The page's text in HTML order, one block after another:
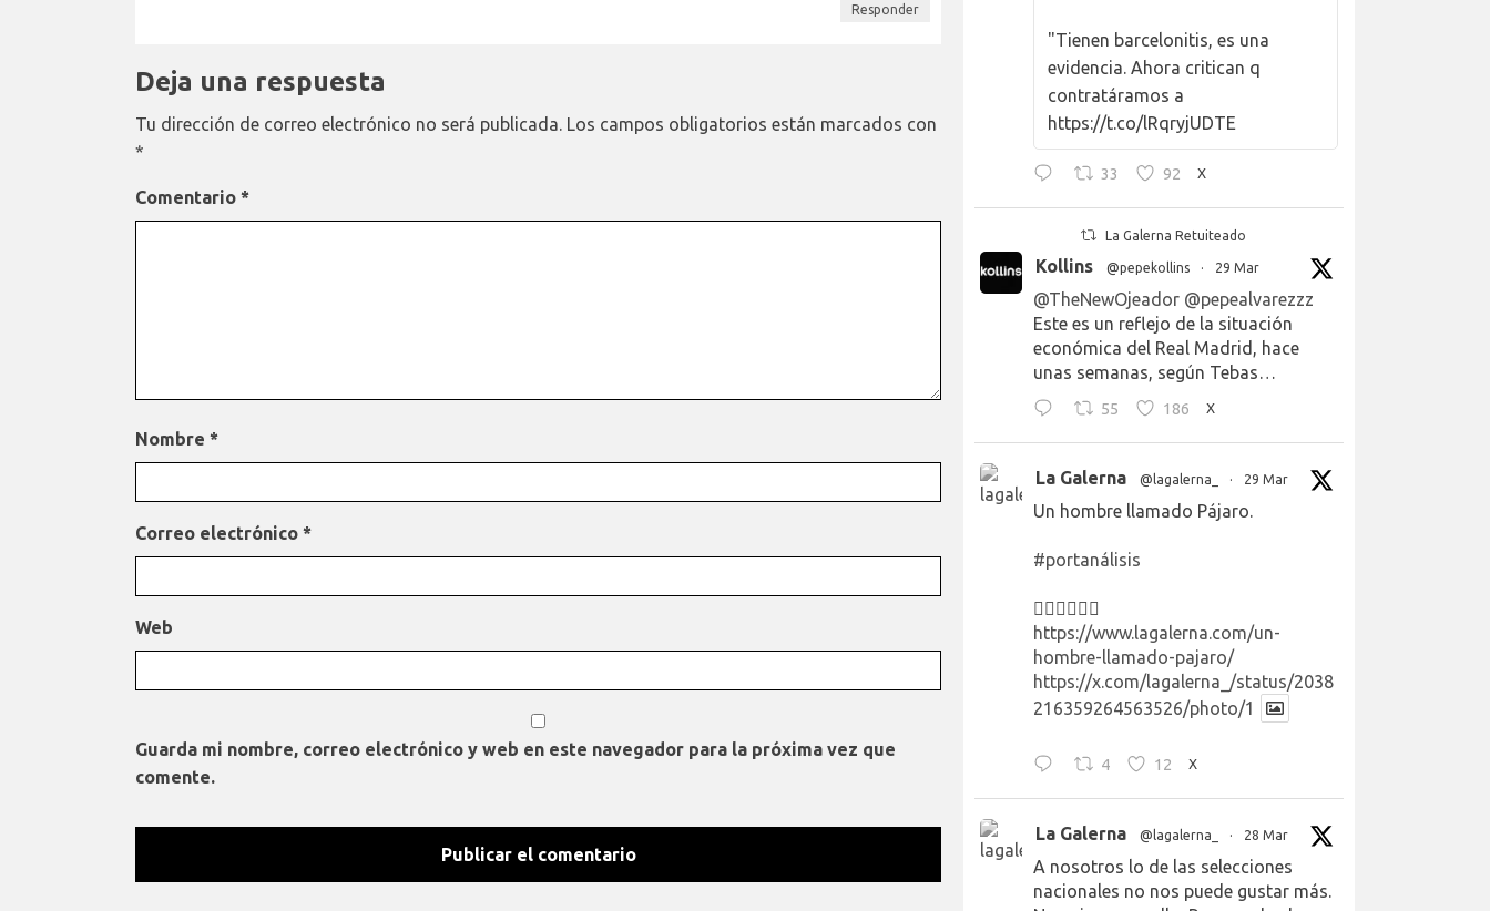
Responder
Deja una respuesta
Tu dirección de correo electrónico no será publicada. Los campos obligatorios están marcados con
*
Comentario *
Nombre *
Correo electrónico *
Web
Guarda mi nombre, correo electrónico y web en este navegador para la próxima vez que
comente.
"Tienen barcelonitis, es una
evidencia. Ahora critican q
contratáramos a
https://t.co/lRqryjUDTE
33 92 X
La Galerna Retuiteado
Kollins @pepekollins · 29 Mar
@TheNewOjeador @pepealvarezzz
Este es un reflejo de la situación
económica del Real Madrid, hace
unas semanas, según Tebas…
55 186 X
La Galerna @lagalerna_ · 29 Mar
Un hombre llamado Pájaro.
#portanálisis
👉🏻👉🏻👉🏻
https://www.lagalerna.com/un-
hombre-llamado-pajaro/
https://x.com/lagalerna_/status/2038
216359264563526/photo/1
4 12 X
La Galerna @lagalerna_ · 28 Mar
A nosotros lo de las selecciones
nacionales no nos puede gustar más.